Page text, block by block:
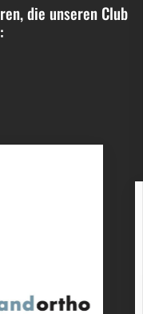
die unseren Club